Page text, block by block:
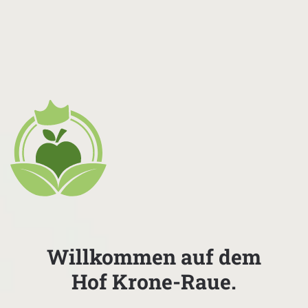
Willkommen auf dem
Hof Krone-Raue.